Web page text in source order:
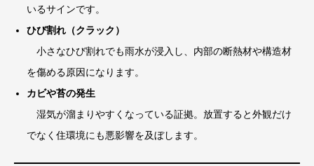
いるサインです。
ひび割れ（クラック）
小さなひび割れでも雨水が浸入し、内部の断熱材や構造材
を傷める原因になります。
カビや苔の発生
湿気が溜まりやすくなっている証拠。放置すると外観だけ
でなく住環境にも悪影響を及ぼします。